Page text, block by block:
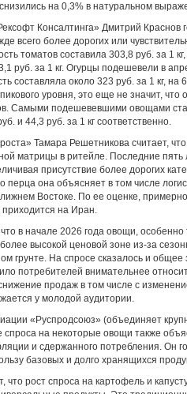
на 0,3% в натуральном
Консалтинга» Дмитрий Краснов
всего более дорогих или
томатов составила 303,8 руб. за 1
руб. за 1 кг. Огурцы подешевели в
составляла около 323 руб. за 1 кг, на
уровня, это еще не значит, что
Самыми подешевевшими овощами
и 44,3 руб. за 1 кг соответственно.
Тамара Решетникова считает,
матрицы в ритейле. Последние
присутствие более дорогих
перца она объясняет в том числе
Востоке. По ее оценке,
приходится на Иран.
в начале 2026 года овощи,
высокой ценовой зоне из-за
грунте. На спросе сказалось и
потребителей внимательнее
продаж в том числе с
у молодой аудитории.
«Руспродсоюз» (объединяет
на некоторые овощи также
и сдержанного потребления. Он
базовых и долго хранящихся
что рост спроса на картофель и